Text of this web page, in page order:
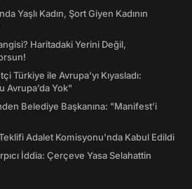
Yaşlı Kadın, Şort Giyen Kadının
Haritadaki Yerini Değil,
Türkiye ile Avrupa'yı Kıyasladı:
Avrupa’da Yok"
Belediye Başkanına: "Manifest’i
Teklifi Adalet Komisyonu'nda Kabul Edildi
İddia: Çerçeve Yasa Selahattin